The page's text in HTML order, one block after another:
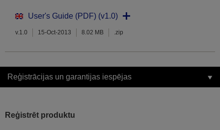
User's Guide (PDF) (v1.0)
v.1.0 15-Oct-2013 8.02 MB .zip
Reģistrācijas un garantijas iespējas
Reģistrēt produktu